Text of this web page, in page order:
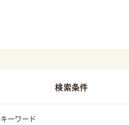
検索条件
キーワード